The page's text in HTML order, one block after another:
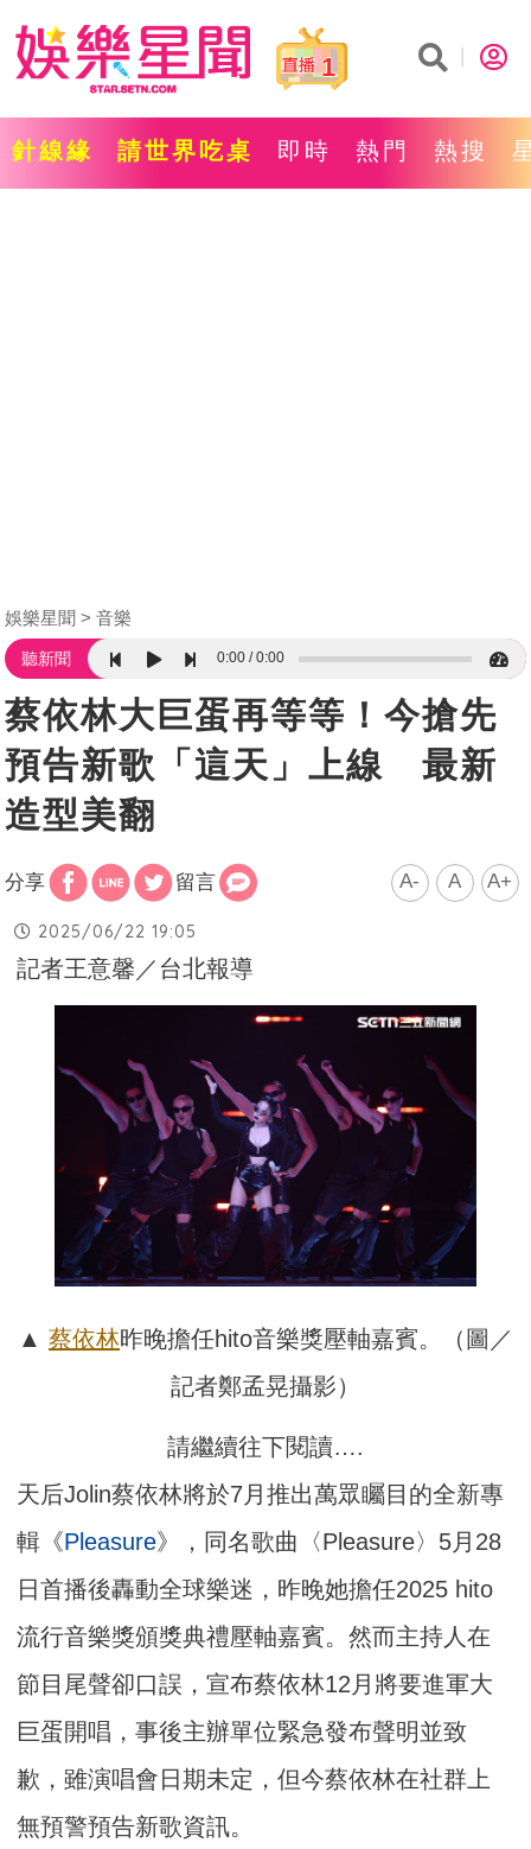
1
針線緣 請世界吃桌 即時 熱門 熱搜
娛樂星聞 音樂
聽新聞 0:00 0:00
蔡依林大巨蛋再等等！今搶先
預告新歌「這天」上線 最新
造型美翻
分享 留言 A- A A+
2025/06/22 19:05
記者王意馨／台北報導
▲ 蔡依林昨晚擔任hito音樂獎壓軸嘉賓。（圖／
記者鄭孟晃攝影）
請繼續往下閱讀….
天后Jolin蔡依林將於7月推出萬眾矚目的全新專
輯《Pleasure》，同名歌曲〈Pleasure〉5月28
日首播後轟動全球樂迷，昨晚她擔任2025 hito
流行音樂獎頒獎典禮壓軸嘉賓。然而主持人在
節目尾聲卻口誤，宣布蔡依林12月將要進軍大
巨蛋開唱，事後主辦單位緊急發布聲明並致
歉，雖演唱會日期未定，但今蔡依林在社群上
無預警預告新歌資訊。